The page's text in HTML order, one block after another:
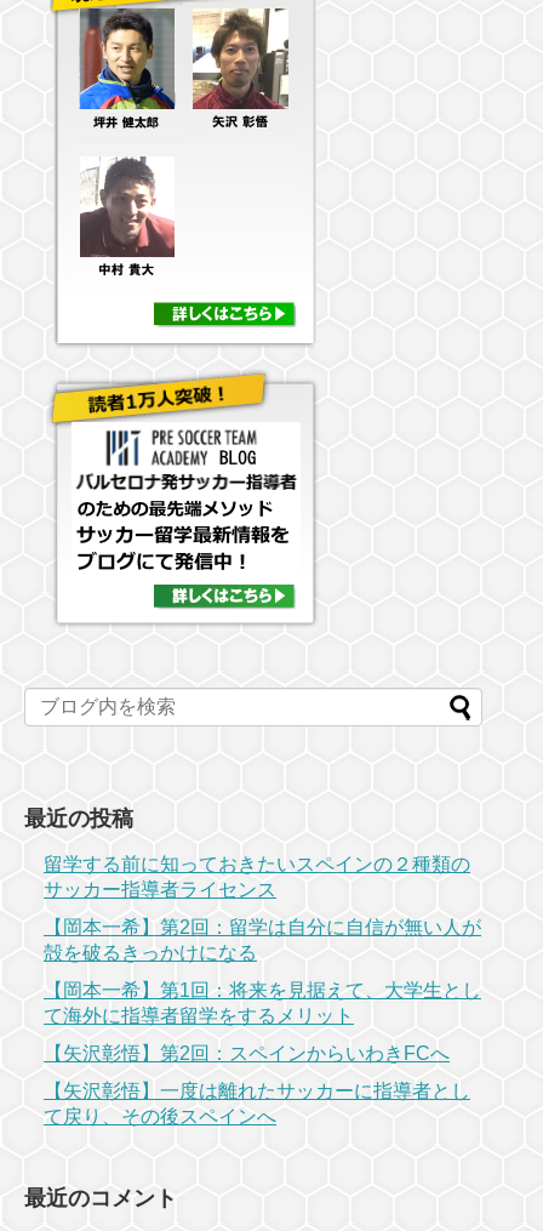
最近の投稿
留学する前に知っておきたいスペインの２種類の
サッカー指導者ライセンス
【岡本一希】第2回：留学は自分に自信が無い人が
殻を破るきっかけになる
【岡本一希】第1回：将来を見据えて、大学生とし
て海外に指導者留学をするメリット
【矢沢彰悟】第2回：スペインからいわきFCへ
【矢沢彰悟】一度は離れたサッカーに指導者とし
て戻り、その後スペインへ
最近のコメント